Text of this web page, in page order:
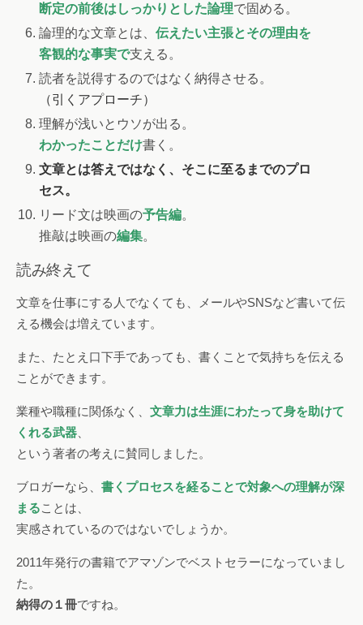
断定の前後はしっかりとした論理で固める。
論理的な文章とは、伝えたい主張とその理由を
客観的な事実で支える。
読者を説得するのではなく納得させる。
（引くアプローチ）
理解が浅いとウソが出る。
わかったことだけ書く。
文章とは答えではなく、そこに至るまでのプロ
セス。
リード文は映画の予告編。
推敲は映画の編集。
読み終えて
文章を仕事にする人でなくても、メールやSNSなど書いて伝
える機会は増えています。
また、たとえ口下手であっても、書くことで気持ちを伝える
ことができます。
業種や職種に関係なく、 文章力は生涯にわたって身を助けて
くれる武器、
という著者の考えに賛同しました。
ブロガーなら、 書くプロセスを経ることで対象への理解が深
まることは、
実感されているのではないでしょうか。
2011年発行の書籍でアマゾンでベストセラーになっていまし
た。
納得の１冊ですね。